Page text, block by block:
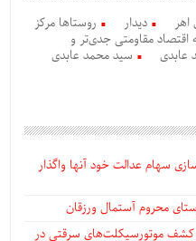
دیدار
روستاها مرکز
مقاومتی جدی‌تر و
عابدی
سید محمد عابدی
سهام عدالت خود آنها واگذار
محروم آستمال ورزقان
و کشف موتورسیکلت‌های سرقتی در